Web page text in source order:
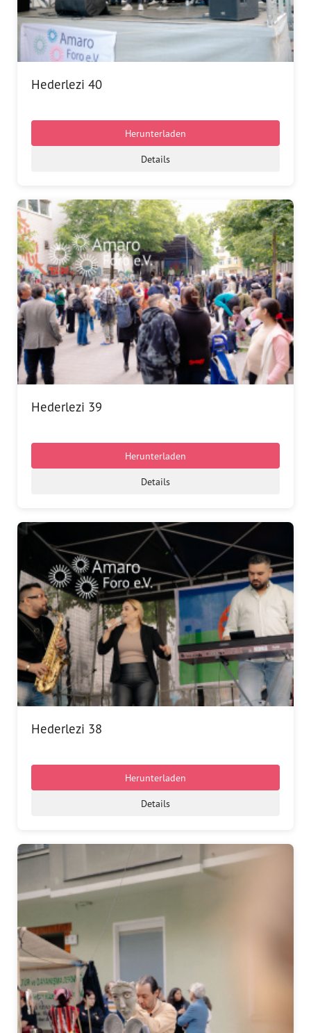
Mediathek
Plakate
Pressespiegel
Glossar
Newsletter
Fotos
Hederlezi 40
Herunterladen
Details
Hederlezi 39
Herunterladen
Details
Hederlezi 38
Herunterladen
Details